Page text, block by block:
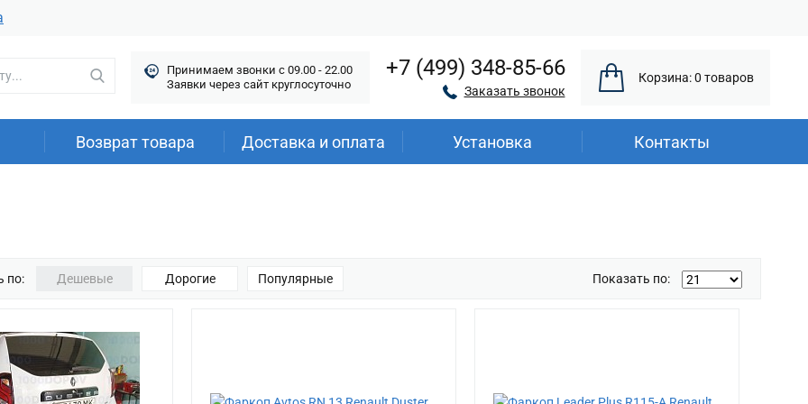
Принимаем звонки c 09.00 - 22.00
Заявки через сайт круглосуточно
+7 (499) 348-85-66
Заказать звонок
Корзина: 0 товаров
Возврат товара Доставка и оплата Установка Контакты
по: Дешевые Дорогие Популярные Показать по: